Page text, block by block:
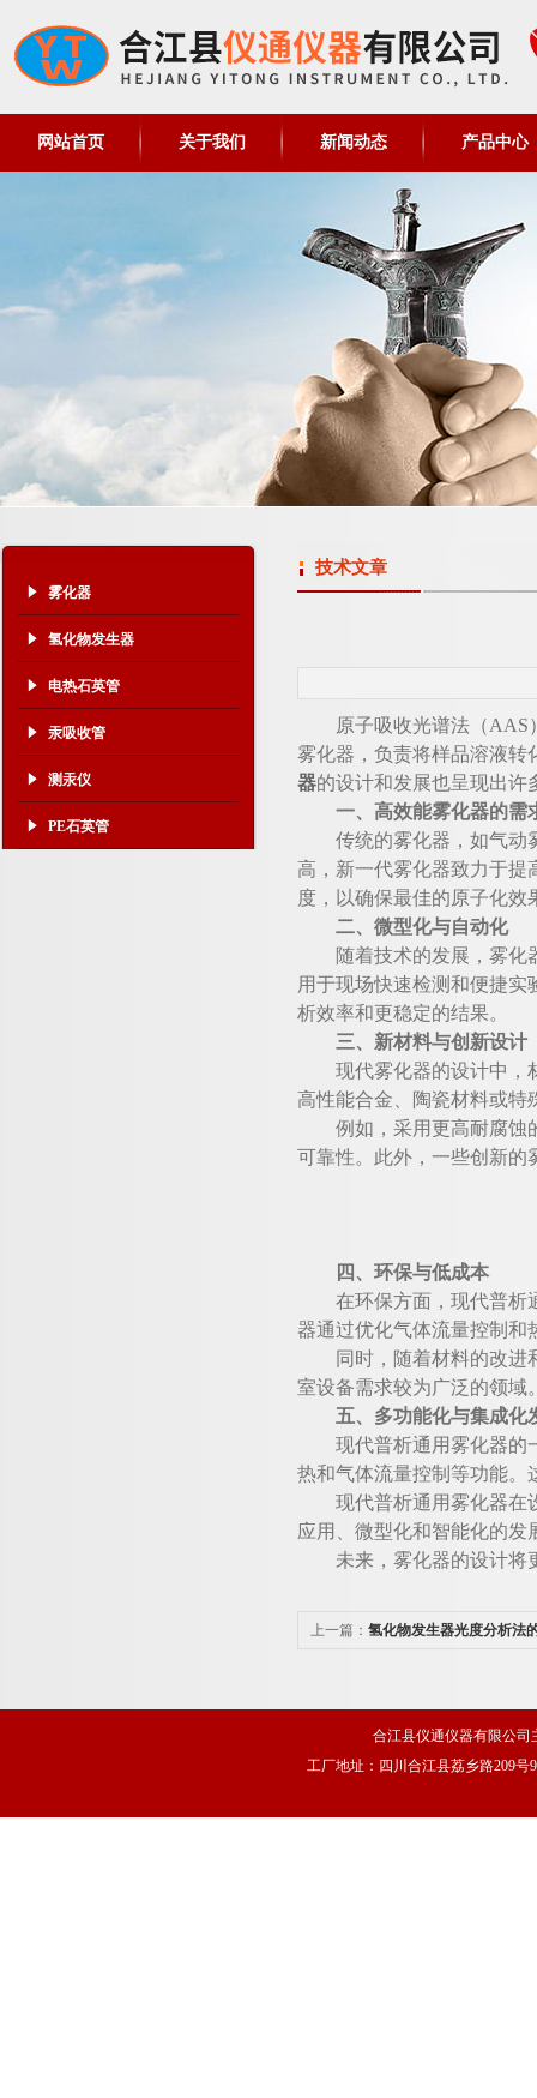
网站首页 关于我们 新闻动态 产品中心
雾化器
氢化物发生器
电热石英管
汞吸收管
测汞仪
PE石英管
技术文章
原子吸收光谱法（AAS）
雾化器，负责将样品溶液转
器的设计和发展也呈现出许
一、高效能雾化器的需
传统的雾化器，如气动雾
高，新一代雾化器致力于提
度，以确保最佳的原子化效
二、微型化与自动化
随着技术的发展，雾化器
用于现场快速检测和便捷
析效率和更稳定的结果。
三、新材料与创新设计
现代雾化器的设计中，材
高性能合金、陶瓷材料或特
例如，采用更高耐腐蚀的
可靠性。此外，一些创新的
四、环保与低成本
在环保方面，现代普析通
器通过优化气体流量控制和
同时，随着材料的改进和
室设备需求较为广泛的领域
五、多功能化与集成化
现代普析通用雾化器的一
热和气体流量控制等功能。
现代普析通用雾化器在设
应用、微型化和智能化的发
未来，雾化器的设计将更
上一篇： 氢化物发生器光度分析法
合江县仪通仪器有限公司
工厂地址：四川合江县荔乡路209